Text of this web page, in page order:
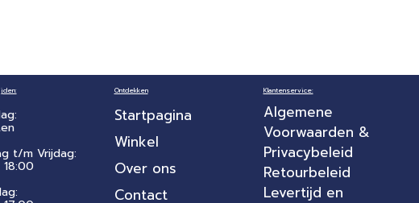
t/m Vrijdag:
Ontdekken
Startpagina
Winkel
Over ons
Contact
Klantenservice:
Algemene
Voorwaarden &
Privacybeleid
Retourbeleid
Levertijd en